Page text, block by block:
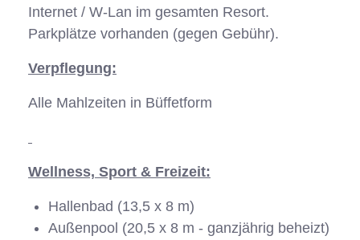
Internet / W-Lan im gesamten Resort.
Parkplätze vorhanden (gegen Gebühr).
Verpflegung:
Alle Mahlzeiten in Büffetform
Wellness, Sport & Freizeit:
Hallenbad (13,5 x 8 m)
Außenpool (20,5 x 8 m - ganzjährig beheizt)